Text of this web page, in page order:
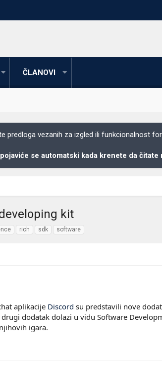
ČLANOVI
predloga vezanih za izgled ili funkcionalnost
se automatski kada krenete da čitate
kit
rich sdk software
aplikacije Discord su predstavili nove
dodatak dolazi u vidu Software
igara.